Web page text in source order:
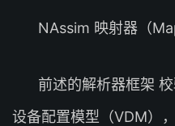
NAssim 映射器（
前述的解析器框架
设备配置模型（VDM）